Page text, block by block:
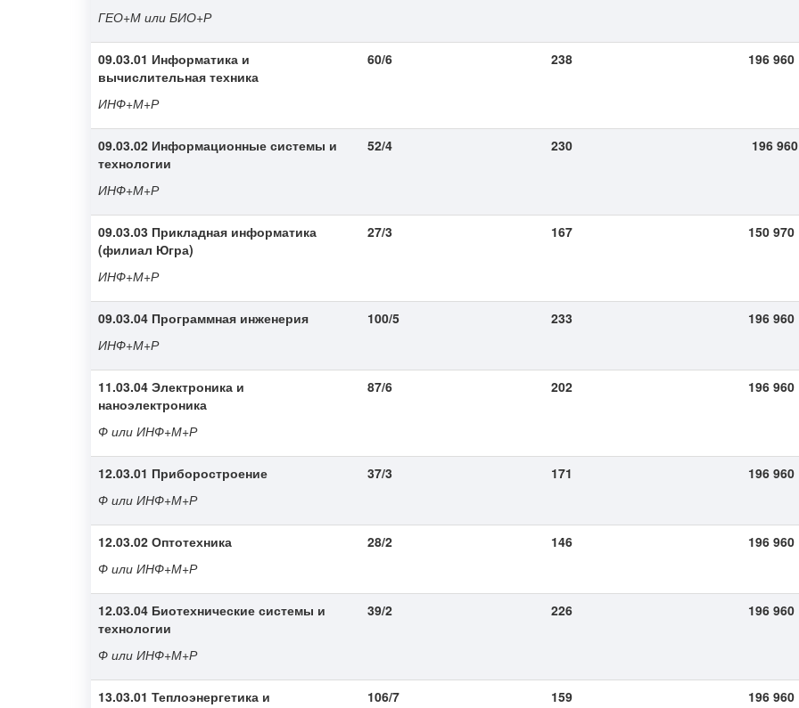
ГЕО+М или БИО+Р
09.03.01 Информатика и
вычислительная техника
ИНФ+М+Р
60/6 238 196 960
09.03.02 Информационные системы и
технологии
ИНФ+М+Р
52/4 230 196 960
09.03.03 Прикладная информатика
(филиал Югра)
ИНФ+М+Р
27/3 167 150 970
09.03.04 Программная инженерия
ИНФ+М+Р
100/5 233 196 960
11.03.04 Электроника и
наноэлектроника
Ф или ИНФ+М+Р
87/6 202 196 960
12.03.01 Приборостроение
Ф или ИНФ+М+Р
37/3 171 196 960
12.03.02 Оптотехника
Ф или ИНФ+М+Р
28/2 146 196 960
12.03.04 Биотехнические системы и
технологии
Ф или ИНФ+М+Р
39/2 226 196 960
13.03.01 Теплоэнергетика и
106/7 159 196 960